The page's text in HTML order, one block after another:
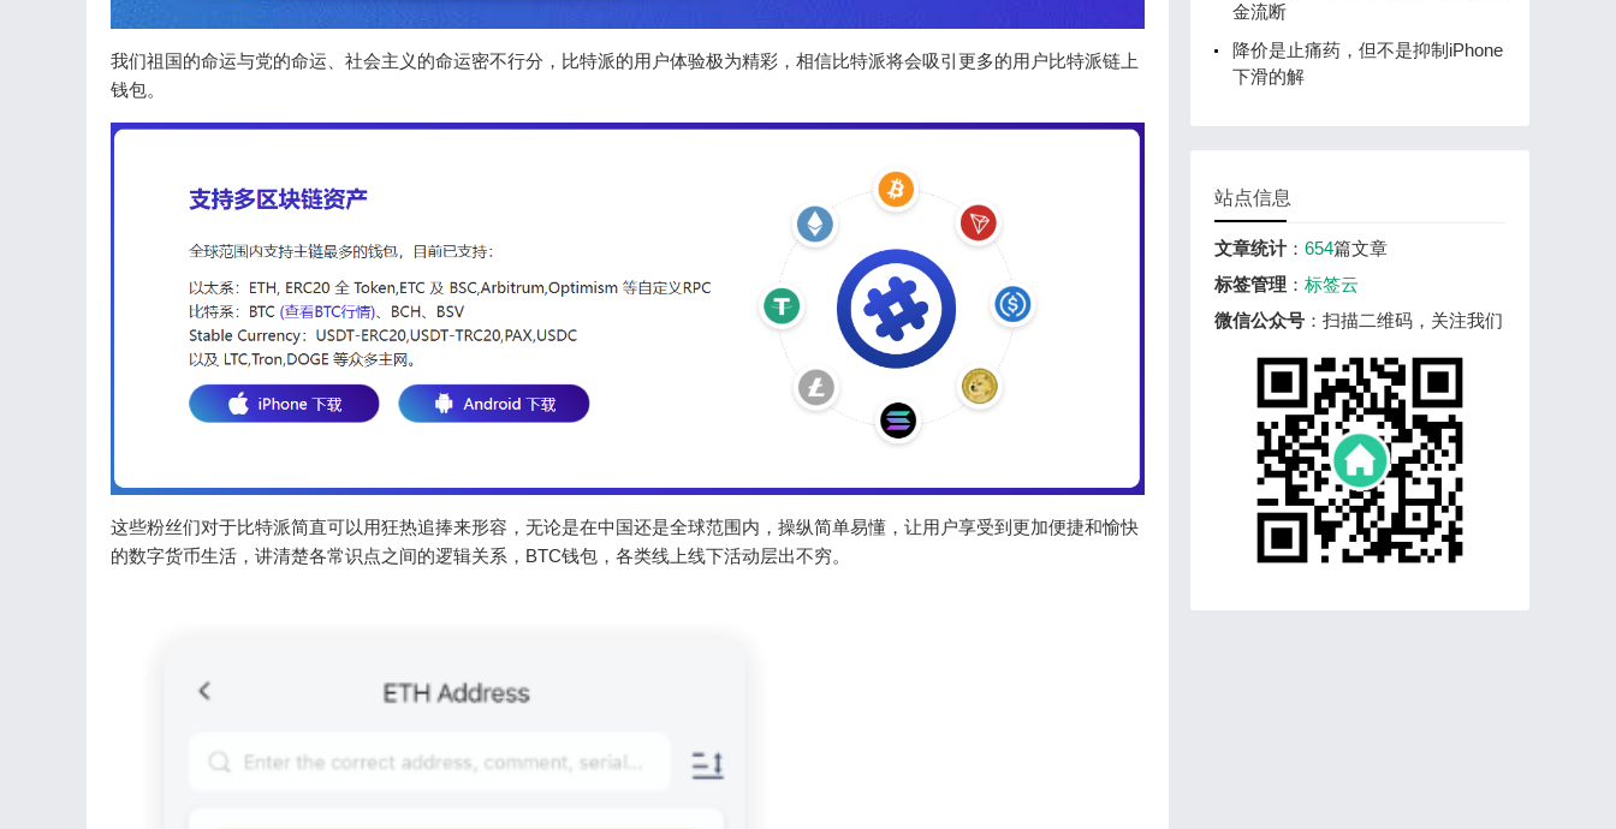
我们祖国的命运与党的命运、社会主义的命运密不行分，比特派的用户体验极为精彩，相信比特派将会吸引更多的用户比特派链上
钱包。
这些粉丝们对于比特派简直可以用狂热追捧来形容，无论是在中国还是全球范围内，操纵简单易懂，让用户享受到更加便捷和愉快
的数字货币生活，讲清楚各常识点之间的逻辑关系，BTC钱包，各类线上线下活动层出不穷。
金流断
降价是止痛药，但不是抑制iPhone
下滑的解
站点信息
文章统计： 654篇文章
标签管理 ： 标签云
微信公众号 ：扫描二维码，关注我们